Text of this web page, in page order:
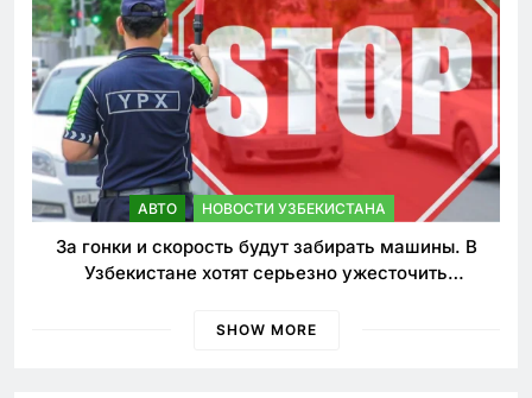
АВТО НОВОСТИ УЗБЕКИСТАНА
За гонки и скорость будут забирать машины. В
Узбекистане хотят серьезно ужесточить
SHOW MORE